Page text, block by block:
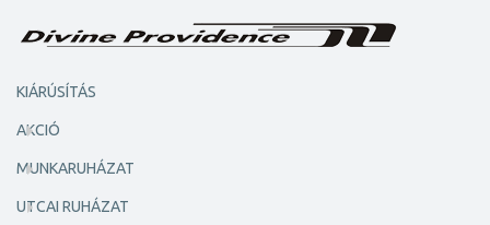
KIÁRÚSÍTÁS
AKCIÓ
MUNKARUHÁZAT
UTCAI RUHÁZAT